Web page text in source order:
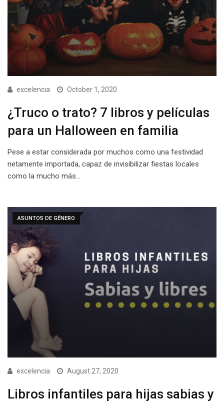
excelencia October 1, 2020
¿Truco o trato? 7 libros y películas
para un Halloween en familia
Pese a estar considerada por muchos como una festividad
netamente importada, capaz de invisibilizar fiestas locales
como la mucho más…
ASUNTOS DE GÉNERO
excelencia August 27, 2020
Libros infantiles para hijas sabias y